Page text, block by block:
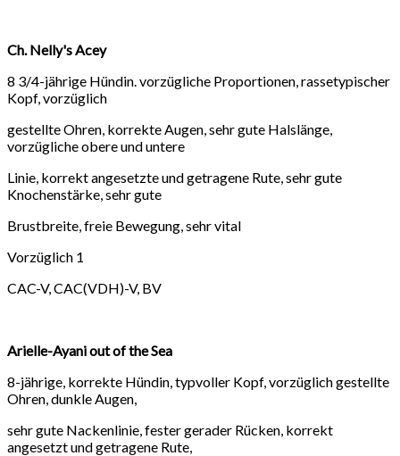
Ch. Nelly's Acey
8 3/4-jährige Hündin. vorzügliche Proportionen, rassetypischer
Kopf, vorzüglich
gestellte Ohren, korrekte Augen, sehr gute Halslänge,
vorzügliche obere und untere
Linie, korrekt angesetzte und getragene Rute, sehr gute
Knochenstärke, sehr gute
Brustbreite, freie Bewegung, sehr vital
Vorzüglich 1
CAC-V, CAC(VDH)-V, BV
Arielle-Ayani out of the Sea
8-jährige, korrekte Hündin, typvoller Kopf, vorzüglich gestellte
Ohren, dunkle Augen,
sehr gute Nackenlinie, fester gerader Rücken, korrekt
angesetzt und getragene Rute,